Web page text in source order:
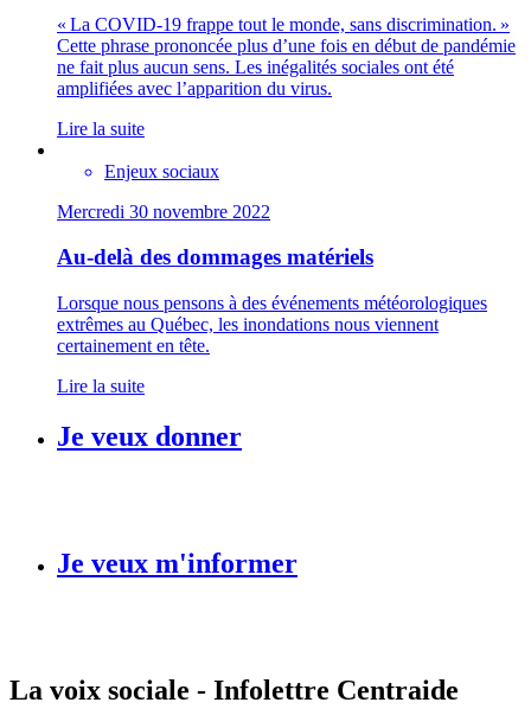
« La COVID-19 frappe tout le monde, sans discrimination. »
Cette phrase prononcée plus d’une fois en début de pandémie
ne fait plus aucun sens. Les inégalités sociales ont été
amplifiées avec l’apparition du virus.
Lire la suite
Enjeux sociaux
Mercredi 30 novembre 2022
Au-delà des dommages matériels
Lorsque nous pensons à des événements météorologiques
extrêmes au Québec, les inondations nous viennent
certainement en tête.
Lire la suite
Je veux donner
Je veux m'informer
La voix sociale - Infolettre Centraide